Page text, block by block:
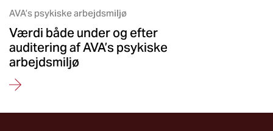
AVA’s psykiske arbejdsmiljø
Værdi både under og efter
auditering af AVA’s psykiske
arbejdsmiljø